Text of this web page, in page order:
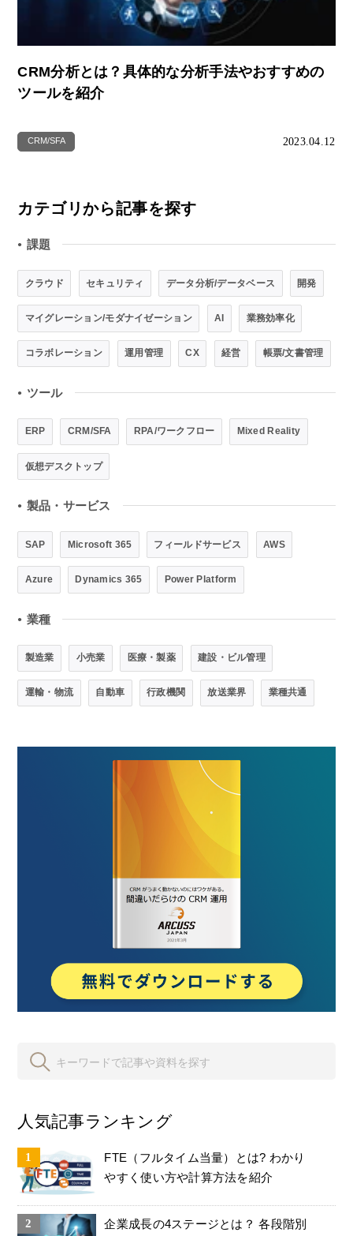
CRM分析とは？具体的な分析手法やおすすめの
ツールを紹介
CRM/SFA 2023.04.12
カテゴリから記事を探す
● 課題
クラウド セキュリティ データ分析/データベース 開発
マイグレーション/モダナイゼーション AI 業務効率化
コラボレーション 運用管理 CX 経営 帳票/文書管理
● ツール
ERP CRM/SFA RPA/ワークフロー Mixed Reality
仮想デスクトップ
● 製品・サービス
SAP Microsoft 365 フィールドサービス AWS
Azure Dynamics 365 Power Platform
● 業種
製造業 小売業 医療・製薬 建設・ビル管理
運輸・物流 自動車 行政機関 放送業界 業種共通
人気記事ランキング
FTE（フルタイム当量）とは? わかり
やすく使い方や計算方法を紹介
企業成長の4ステージとは？ 各段階別